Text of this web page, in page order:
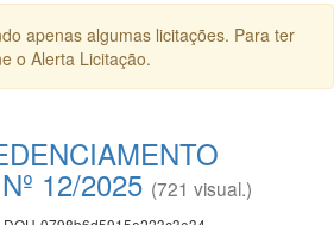
apenas algumas licitações. Para ter
o Alerta Licitação.
12/2025 (721 visual.)